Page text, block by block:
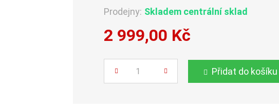
Prodejny: Skladem centrální sklad
2 999,00 Kč
Přidat do košíku